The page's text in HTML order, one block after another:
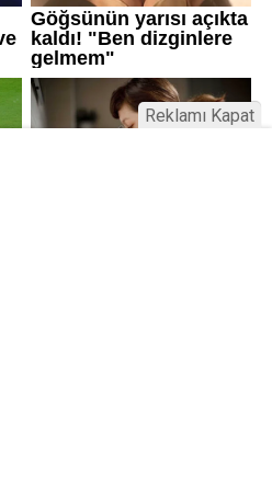
Reklamı Kapat